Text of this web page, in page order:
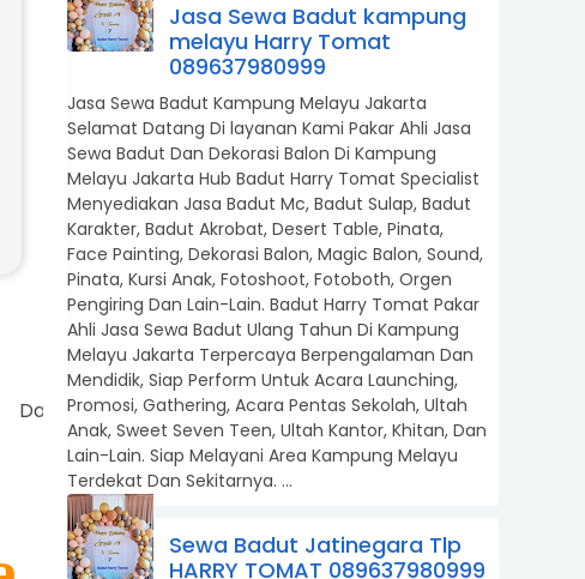
Kami Paling Bawah
Jasa Sewa Badut kampung
melayu Harry Tomat
089637980999
Jasa Sewa Badut Kampung Melayu Jakarta
Selamat Datang Di layanan Kami Pakar Ahli Jasa
Sewa Badut Dan Dekorasi Balon Di Kampung
Melayu Jakarta Hub Badut Harry Tomat Specialist
Menyediakan Jasa Badut Mc, Badut Sulap, Badut
Karakter, Badut Akrobat, Desert Table, Pinata,
Face Painting, Dekorasi Balon, Magic Balon, Sound,
Pinata, Kursi Anak, Fotoshoot, Fotoboth, Orgen
Pengiring Dan Lain-Lain. Badut Harry Tomat Pakar
Ahli Jasa Sewa Badut Ulang Tahun Di Kampung
Melayu Jakarta Terpercaya Berpengalaman Dan
Mendidik, Siap Perform Untuk Acara Launching,
Promosi, Gathering, Acara Pentas Sekolah, Ultah
Anak, Sweet Seven Teen, Ultah Kantor, Khitan, Dan
Lain-Lain. Siap Melayani Area Kampung Melayu
Terdekat Dan Sekitarnya. ...
Sewa Badut Jatinegara Tlp
HARRY TOMAT 089637980999